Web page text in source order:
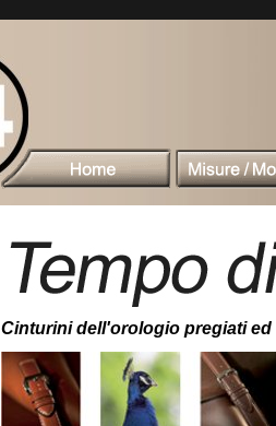
Cinturini dell'orologio pregiati ed